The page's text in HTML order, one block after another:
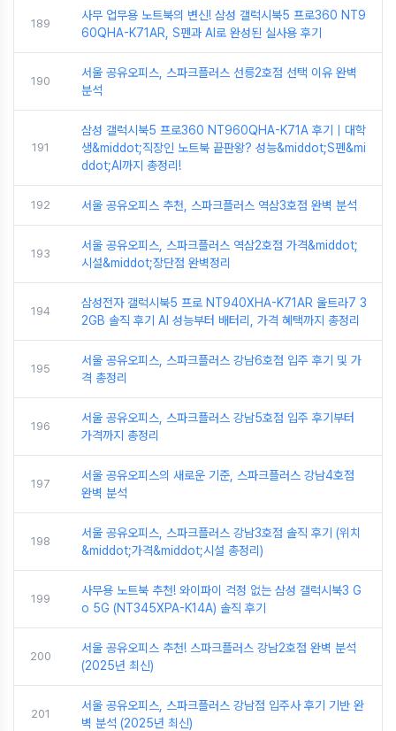
189
사무 업무용 노트북의 변신! 삼성 갤럭시북5 프로360 NT9
60QHA-K71AR, S펜과 AI로 완성된 실사용 후기
190
서울 공유오피스, 스파크플러스 선릉2호점 선택 이유 완벽
분석
191
삼성 갤럭시북5 프로360 NT960QHA-K71A 후기｜대학
생&middot;직장인 노트북 끝판왕? 성능&middot;S펜&mi
ddot;AI까지 총정리!
192 서울 공유오피스 추천, 스파크플러스 역삼3호점 완벽 분석
193
서울 공유오피스, 스파크플러스 역삼2호점 가격&middot;
시설&middot;장단점 완벽정리
194
삼성전자 갤럭시북5 프로 NT940XHA-K71AR 울트라7 3
2GB 솔직 후기 AI 성능부터 배터리, 가격 혜택까지 총정리
195
서울 공유오피스, 스파크플러스 강남6호점 입주 후기 및 가
격 총정리
196
서울 공유오피스, 스파크플러스 강남5호점 입주 후기부터
가격까지 총정리
197
서울 공유오피스의 새로운 기준, 스파크플러스 강남4호점
완벽 분석
198
서울 공유오피스, 스파크플러스 강남3호점 솔직 후기 (위치
&middot;가격&middot;시설 총정리)
199
사무용 노트북 추천! 와이파이 걱정 없는 삼성 갤럭시북3 G
o 5G (NT345XPA-K14A) 솔직 후기
200
서울 공유오피스 추천! 스파크플러스 강남2호점 완벽 분석
(2025년 최신)
201
서울 공유오피스, 스파크플러스 강남점 입주사 후기 기반 완
벽 분석 (2025년 최신)